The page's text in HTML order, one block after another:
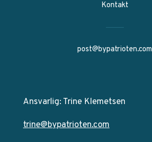
Kontakt
post@bypatrioten.com
Ansvarlig: Trine Klemetsen
trine@bypatrioten.com